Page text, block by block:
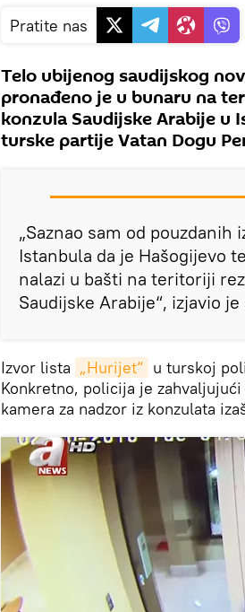
Pratite nas
Telo ubijenog saudijskog
pronađeno je u bunaru na
konzula Saudijske Arabije u
turske partije Vatan Dogu
„Saznao sam od pouzdanih
Istanbula da je Hašogijevo
nalazi u bašti na teritoriji
Saudijske Arabije“, izjavio
Izvor lista „Hurijet“ u turskoj
Konkretno, policija je
kamera za nadzor iz konzulata